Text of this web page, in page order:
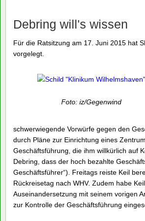
Debring will's wissen
Für die Ratsitzung am 17. Juni 2015 hat
vorgelegt.
Foto: iz/Gegenwind
schwerwiegende Vorwürfe gegen den
durch Pläne zur Einrichtung eines
Geschäftsführung, die ihm willkürlich auf
Debring, dass der hoch bezahlte
Geschäftsführer“). Freitags reiste Keil
Rückreisetag nach WHV. Zudem habe
Auseinandersetzung mit seinem vorigen
zur Kontrolle der Geschäftsführung